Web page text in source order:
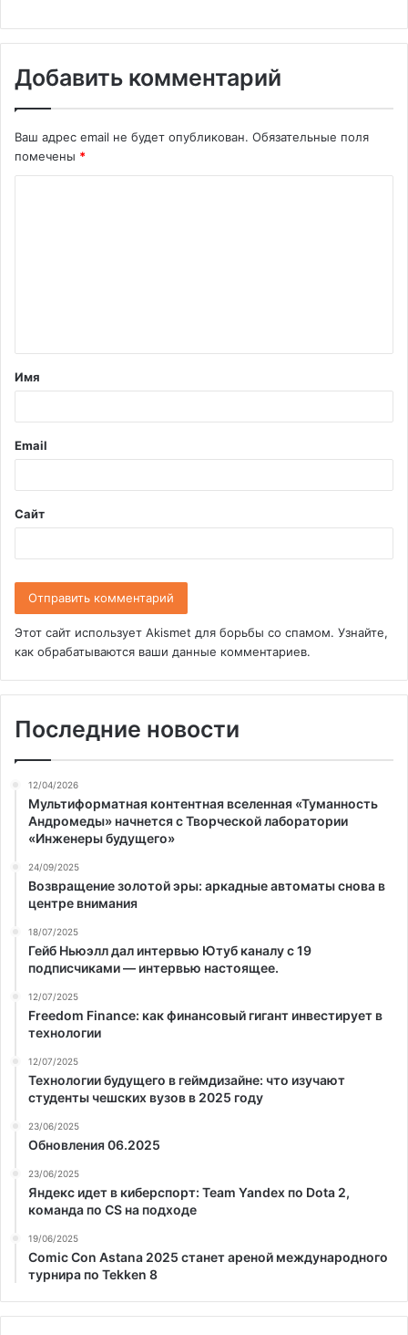
Добавить комментарий
Ваш адрес email не будет опубликован. Обязательные поля
помечены *
т
а
й
*
Имя
Email
Сайт
Этот сайт использует Akismet для борьбы со спамом. Узнайте,
как обрабатываются ваши данные комментариев.
Последние новости
12/04/2026
Мультиформатная контентная вселенная «Туманность
Андромеды» начнется с Творческой лаборатории
«Инженеры будущего»
24/09/2025
Возвращение золотой эры: аркадные автоматы снова в
центре внимания
18/07/2025
Гейб Ньюэлл дал интервью Ютуб каналу с 19
подписчиками — интервью настоящее.
12/07/2025
Freedom Finance: как финансовый гигант инвестирует в
технологии
12/07/2025
Технологии будущего в геймдизайне: что изучают
студенты чешских вузов в 2025 году
23/06/2025
Обновления 06.2025
23/06/2025
Яндекс идет в киберспорт: Team Yandex по Dota 2,
команда по CS на подходе
19/06/2025
Comic Con Astana 2025 станет ареной международного
турнира по Tekken 8